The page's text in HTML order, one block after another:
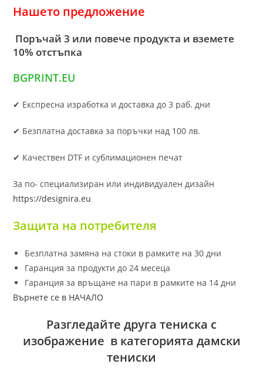
Нашето предложение
Поръчай 3 или повече продукта и вземете
10% отстъпка
BGPRINT.EU
✔ Експресна изработка и доставка до 3 раб. дни
✔ Безплатна доставка за поръчки над 100 лв.
✔ Качествен DTF и сублимационен печат
За по- специализиран или индивидуален дизайн
https://designira.eu
Защита на потребителя
Безплатна замяна на стоки в рамките на 30 дни
Гаранция за продукти до 24 месеца
Гаранция за връщане на пари в рамките на 14 дни
Върнете се в НАЧАЛО
Разгледайте друга тениска с
изображение в категорията дамски
тениски